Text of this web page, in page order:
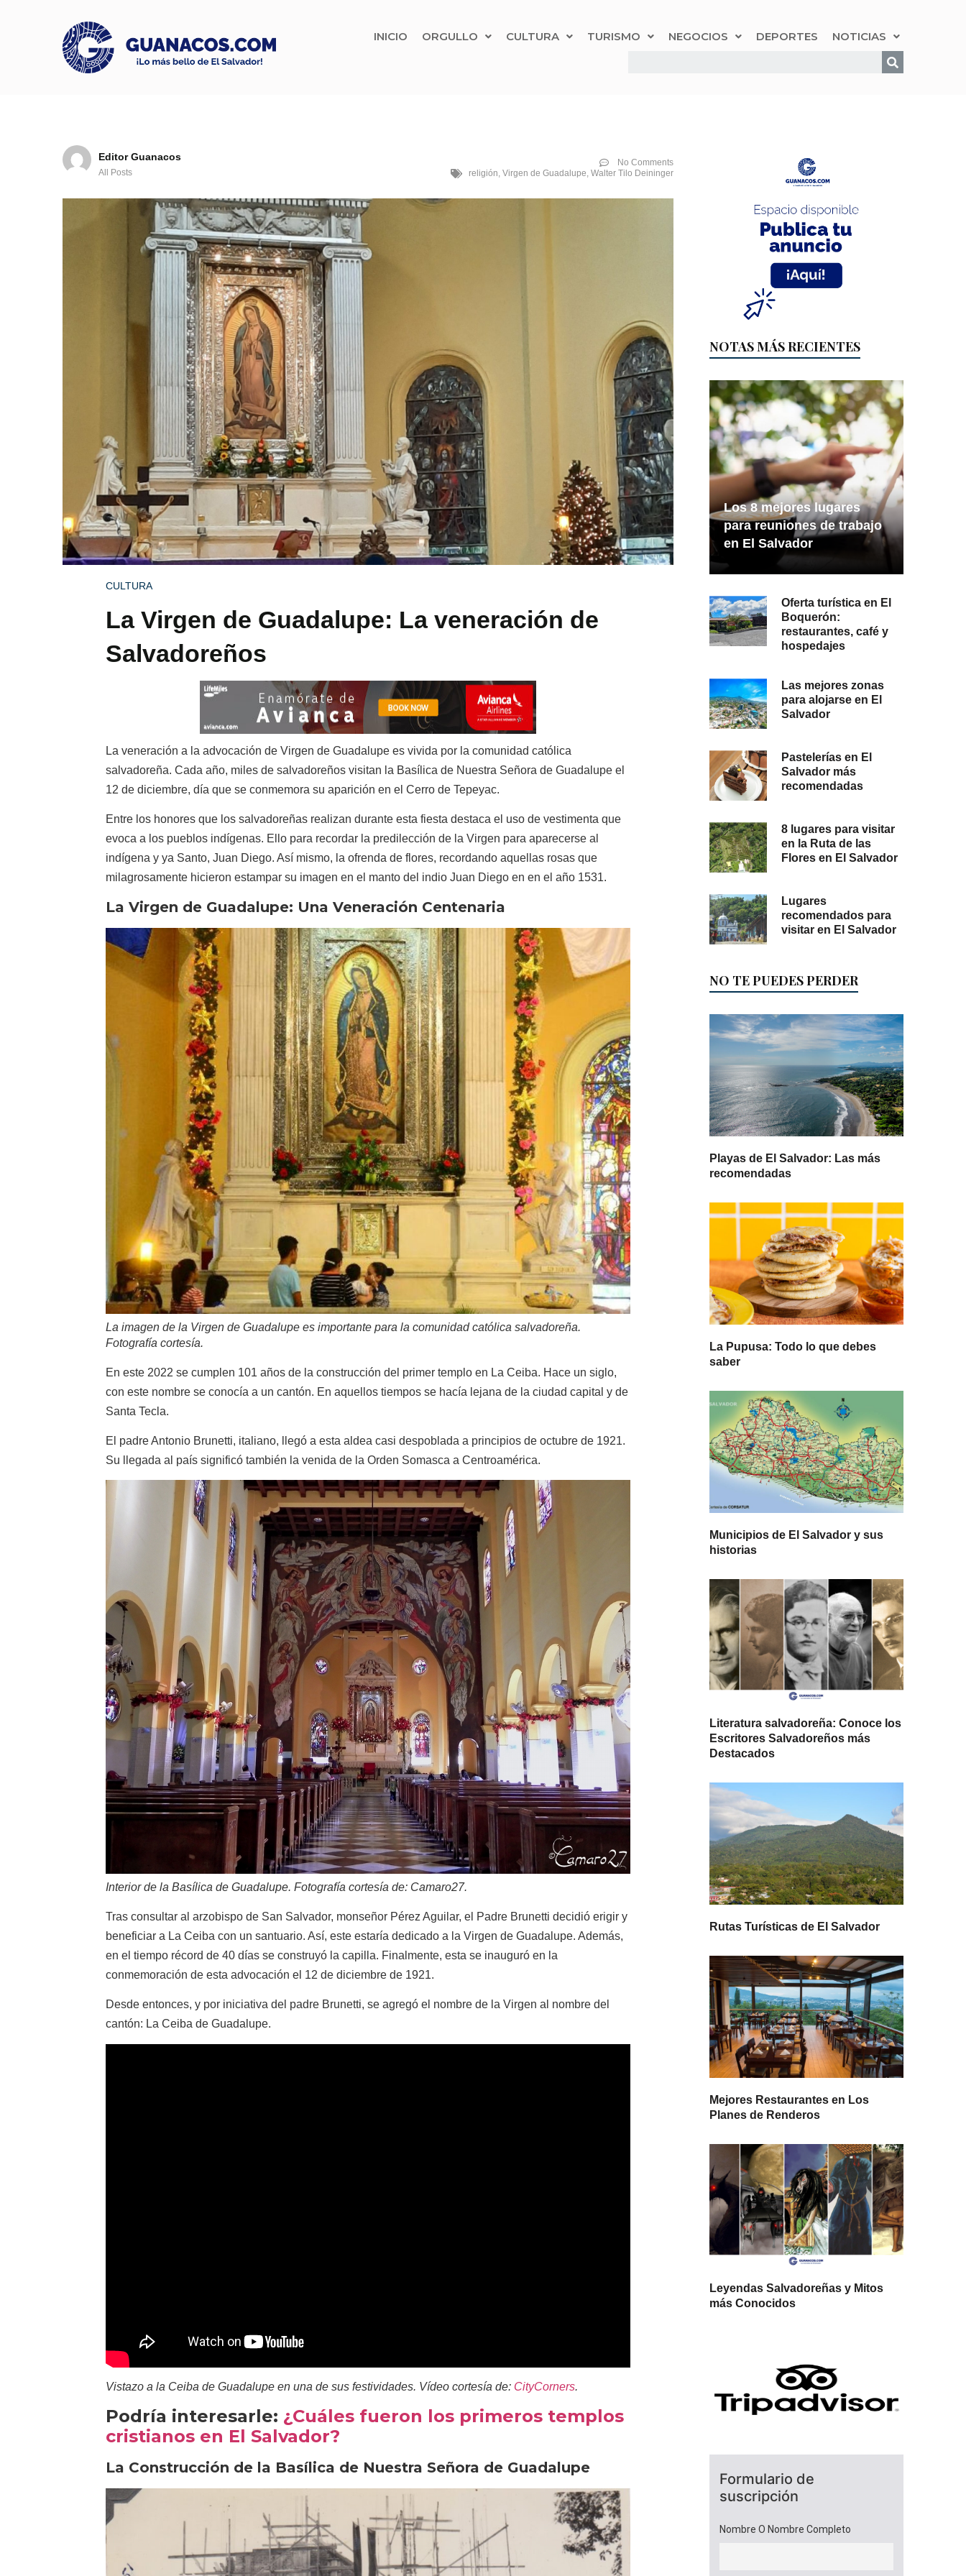
INICIO ORGULLO CULTURA TURISMO NEGOCIOS DEPORTES NOTICIAS
Editor Guanacos
All Posts
No Comments
religión, Virgen de Guadalupe, Walter Tilo Deininger
CULTURA
La Virgen de Guadalupe: La veneración de
Salvadoreños
La veneración a la advocación de Virgen de Guadalupe es vivida por la comunidad católica
salvadoreña. Cada año, miles de salvadoreños visitan la Basílica de Nuestra Señora de Guadalupe el
12 de diciembre, día que se conmemora su aparición en el Cerro de Tepeyac.
Entre los honores que los salvadoreñas realizan durante esta fiesta destaca el uso de vestimenta que
evoca a los pueblos indígenas. Ello para recordar la predilección de la Virgen para aparecerse al
indígena y ya Santo, Juan Diego. Así mismo, la ofrenda de flores, recordando aquellas rosas que
milagrosamente hicieron estampar su imagen en el manto del indio Juan Diego en en el año 1531.
La Virgen de Guadalupe: Una Veneración Centenaria
La imagen de la Virgen de Guadalupe es importante para la comunidad católica salvadoreña.
Fotografía cortesía.
En este 2022 se cumplen 101 años de la construcción del primer templo en La Ceiba. Hace un siglo,
con este nombre se conocía a un cantón. En aquellos tiempos se hacía lejana de la ciudad capital y de
Santa Tecla.
El padre Antonio Brunetti, italiano, llegó a esta aldea casi despoblada a principios de octubre de 1921.
Su llegada al país significó también la venida de la Orden Somasca a Centroamérica.
Interior de la Basílica de Guadalupe. Fotografía cortesía de: Camaro27.
Tras consultar al arzobispo de San Salvador, monseñor Pérez Aguilar, el Padre Brunetti decidió erigir y
beneficiar a La Ceiba con un santuario. Así, este estaría dedicado a la Virgen de Guadalupe. Además,
en el tiempo récord de 40 días se construyó la capilla. Finalmente, esta se inauguró en la
conmemoración de esta advocación el 12 de diciembre de 1921.
Desde entonces, y por iniciativa del padre Brunetti, se agregó el nombre de la Virgen al nombre del
cantón: La Ceiba de Guadalupe.
Vistazo a la Ceiba de Guadalupe en una de sus festividades. Vídeo cortesía de: CityCorners.
Podría interesarle: ¿Cuáles fueron los primeros templos
cristianos en El Salvador?
La Construcción de la Basílica de Nuestra Señora de Guadalupe
NOTAS MÁS RECIENTES
Los 8 mejores lugares
para reuniones de trabajo
en El Salvador
Oferta turística en El
Boquerón:
restaurantes, café y
hospedajes
Las mejores zonas
para alojarse en El
Salvador
Pastelerías en El
Salvador más
recomendadas
8 lugares para visitar
en la Ruta de las
Flores en El Salvador
Lugares
recomendados para
visitar en El Salvador
NO TE PUEDES PERDER
Playas de El Salvador: Las más
recomendadas
La Pupusa: Todo lo que debes
saber
Municipios de El Salvador y sus
historias
Literatura salvadoreña: Conoce los
Escritores Salvadoreños más
Destacados
Rutas Turísticas de El Salvador
Mejores Restaurantes en Los
Planes de Renderos
Leyendas Salvadoreñas y Mitos
más Conocidos
Formulario de
suscripción
Nombre O Nombre Completo